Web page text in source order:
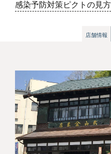
宿泊
気仙沼クルーシ
クルーシップ事
感染予防対策ピクトの見方
店舗情報